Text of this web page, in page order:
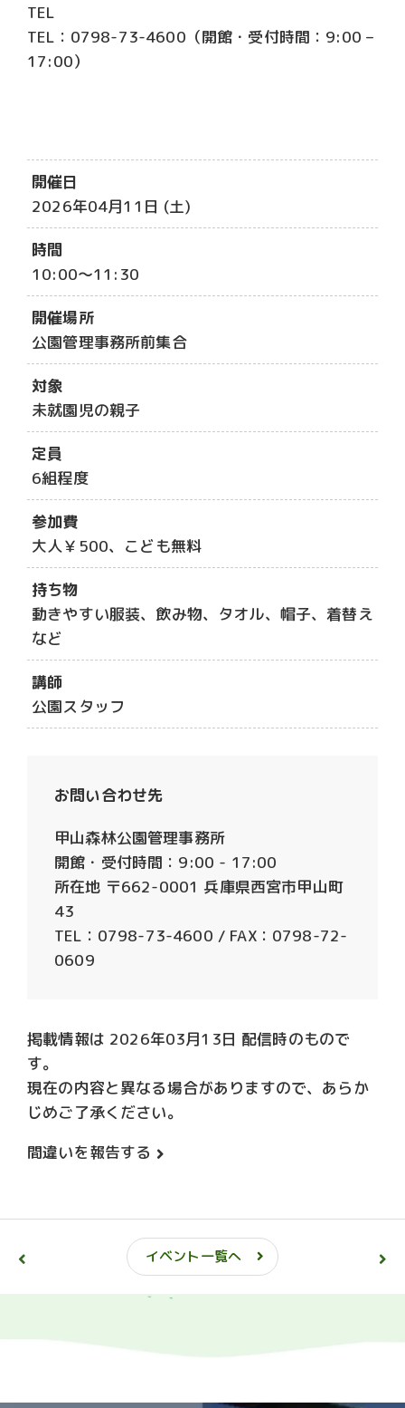
TEL
TEL：0798-73-4600（開館・受付時間：9:00 –
17:00）
開催日
2026年04月11日 (土)
時間
10:00～11:30
開催場所
公園管理事務所前集合
対象
未就園児の親子
定員
6組程度
参加費
大人￥500、こども無料
持ち物
動きやすい服装、飲み物、タオル、帽子、着替え
など
講師
公園スタッフ
お問い合わせ先
甲山森林公園管理事務所
開館・受付時間：9:00 - 17:00
所在地 〒662-0001 兵庫県西宮市甲山町
43
TEL：0798-73-4600 / FAX：0798-72-
0609
掲載情報は 2026年03月13日 配信時のもので
す。
現在の内容と異なる場合がありますので、あらか
じめご了承ください。
間違いを報告する
イベント一覧へ